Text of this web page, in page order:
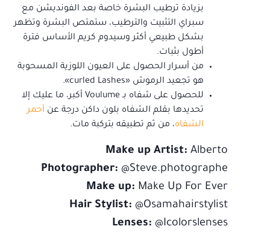
بزيادة ترطيب البشرة خاصة بعد الفونديشن مع
سبراي التثبيت والترطيب، ستمتص البشرة وتظهر
بشكل طبيعي أكثر وسيدوم كريم الأساس فترة
أطول بثبات.
من أسرار الحصول على العيون اللوزية المسحوبة
هو تجعيد الرموش «curled Lashes».
للحصول على شفاه بـ Voulume أكبر، ما عليك إلا
تحديدها بقلم الشفاه بلون داكن درجة عن أحمر
الشفاه، من ثم تطبيقه بتركبة مات.
Make up Artist: Alberto
Photographer: @Steve.photographe
Make up: Make Up For Ever
Hair Stylist: @Osamahairstylist
Lenses: @Icolorslenses